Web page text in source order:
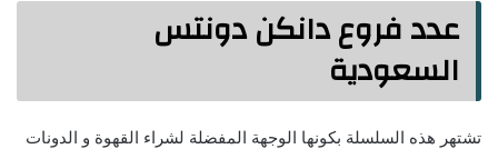
عدد فروع دانكن دونتس
السعودية
تشتهر هذه السلسلة بكونها الوجهة المفضلة لشراء القهوة و الدونات